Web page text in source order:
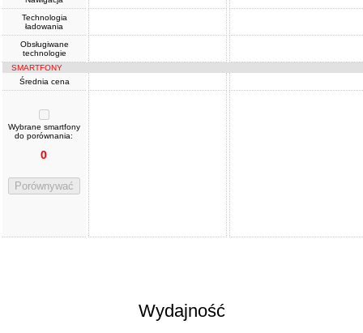
Technologia
ładowania
Obsługiwane
technologie
SMARTFONY
Średnia cena
Wybrane smartfony
do porównania:
0
Porównywać
Wydajność